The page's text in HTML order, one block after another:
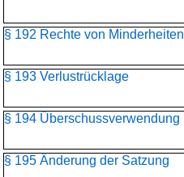
§ 192 Rechte von Minderheiten
§ 193 Verlustrücklage
§ 194 Überschussverwendung
§ 195 Änderung der Satzung